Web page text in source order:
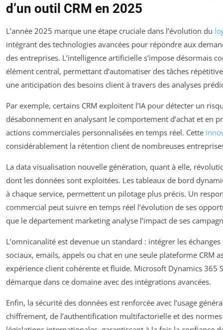
d’un outil CRM en 2025
L’année 2025 marque une étape cruciale dans l’évolution du
intégrant des technologies avancées pour répondre aux
des entreprises. L’intelligence artificielle s’impose désormais
élément central, permettant d’automatiser des tâches
une anticipation des besoins client à travers des analyses
Par exemple, certains CRM exploitent l’IA pour détecter un
désabonnement en analysant le comportement d’achat et en
actions commerciales personnalisées en temps réel. Cette
considérablement la rétention client de nombreuses
La data visualisation nouvelle génération, quant à elle,
dont les données sont exploitées. Les tableaux de bord
à chaque service, permettent un pilotage plus précis. Un
commercial peut suivre en temps réel l’évolution de ses
que le département marketing analyse l’impact de ses
L’omnicanalité est devenue un standard : intégrer les
sociaux, emails, appels ou chat en une seule plateforme CRM
expérience client cohérente et fluide. Microsoft Dynamics 365
démarque dans ce domaine avec des intégrations avancées.
Enfin, la sécurité des données est renforcée avec l’usage
chiffrement, de l’authentification multifactorielle et des